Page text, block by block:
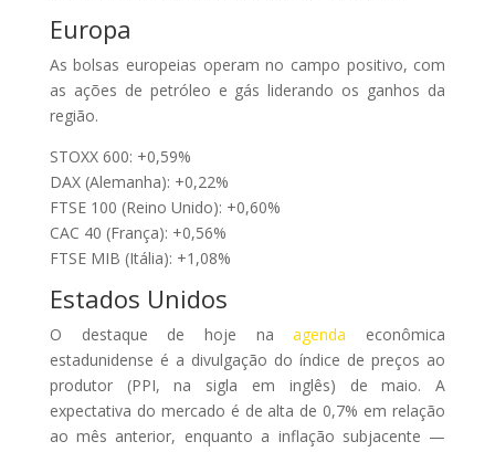
Europa
As bolsas europeias operam no campo positivo, com
as ações de petróleo e gás liderando os ganhos da
região.
STOXX 600: +0,59%
DAX (Alemanha): +0,22%
FTSE 100 (Reino Unido): +0,60%
CAC 40 (França): +0,56%
FTSE MIB (Itália): +1,08%
Estados Unidos
O destaque de hoje naagenda econômica
estadunidense é a divulgação do índice de preços ao
produtor (PPI, na sigla em inglês) de maio. A
expectativa do mercado é de alta de 0,7% em relação
ao mês anterior, enquanto a inflação subjacente —